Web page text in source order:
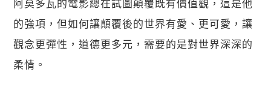
的強項，但如何讓顛覆後的世界有愛、更可愛，讓
觀念更彈性，道德更多元，需要的是對世界深深的
柔情。